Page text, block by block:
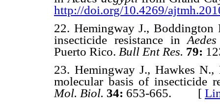
http://doi.org/10.4269/
22. Hemingway J.,
insecticide resistance in
Puerto Rico. Bull Ent Res. 79:
23. Hemingway J., Hawkes
molecular basis of insecticide
Mol. Biol. 34: 653-665. [